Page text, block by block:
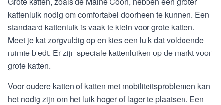
kattenluik nodig om comfortabel doorheen te kunnen. Een
standaard kattenluik is vaak te klein voor grote katten.
Meet je kat zorgvuldig op en kies een luik dat voldoende
ruimte biedt. Er zijn speciale kattenluiken op de markt voor
grote katten.
Voor oudere katten of katten met mobiliteitsproblemen kan
het nodig zijn om het luik hoger of lager te plaatsen. Een